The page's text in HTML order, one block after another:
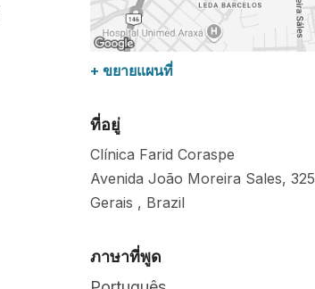
+ ขยายแผนที่
ที่อยู่
Clínica Farid Coraspe
Avenida João Moreira Sales, 325
Gerais , Brazil
ภาษาที่พูด